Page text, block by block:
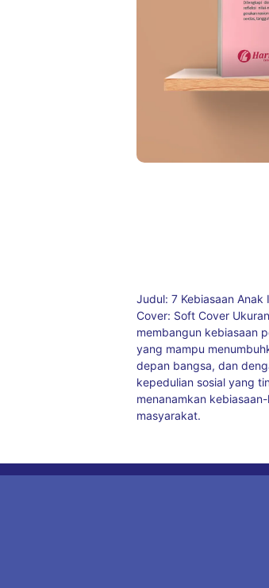
Judul: 7 Kebiasaan Anak
Cover: Soft Cover
membangun kebiasaan
yang mampu
depan bangsa, dan
kepedulian sosial yang
menanamkan
masyarakat.